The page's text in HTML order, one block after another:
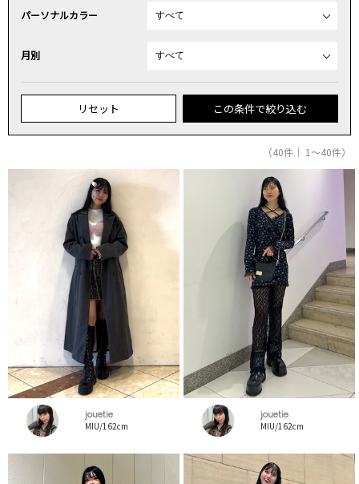
パーソナルカラー
月別
リセット この条件で絞り込む
（40件｜ 1～40件）
jouetie
MIU/162cm
jouetie
MIU/162cm